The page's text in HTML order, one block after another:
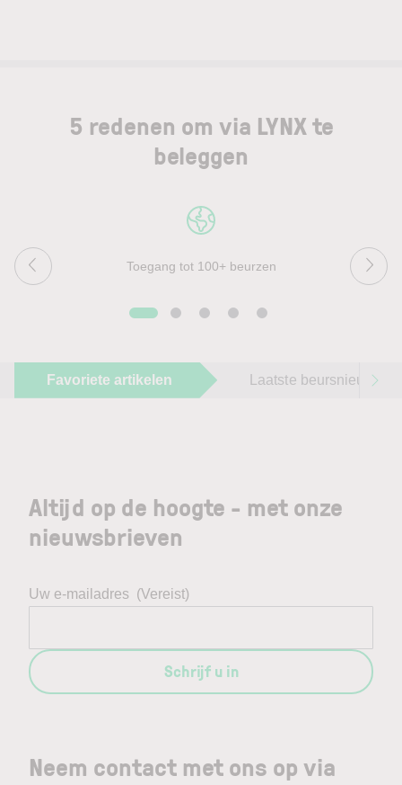
5 redenen om via LYNX te
beleggen
Toegang tot 100+ beurzen
Favoriete artikelen Laatste beursnieuws
Neem contact met ons op via
Altijd op de hoogte - met onze
nieuwsbrieven
Uw e-mailadres (Vereist)
Schrijf u in